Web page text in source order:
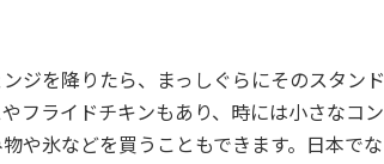
ジを降りたら、まっしぐらにそのスタンド
フライドチキンもあり、時には小さなコン
や氷などを買うこともできます。日本でな